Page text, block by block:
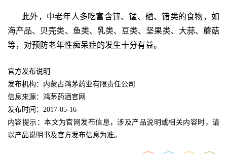
此外，中老年人多吃富含锌、锰、硒、锗类的食物，如
海产品、贝壳类、鱼类、乳类、豆类、坚果类、大蒜、蘑菇
等，对预防老年性痴呆症的发生十分有益。
官方发布说明
发布机构：内蒙古鸿茅药业有限责任公司
信息来源：鸿茅药酒官网
发布时间：2017-05-16
内容提示：本文为官网发布信息，涉及产品说明或相关内容时，请
以产品说明书及官方发布信息为准。